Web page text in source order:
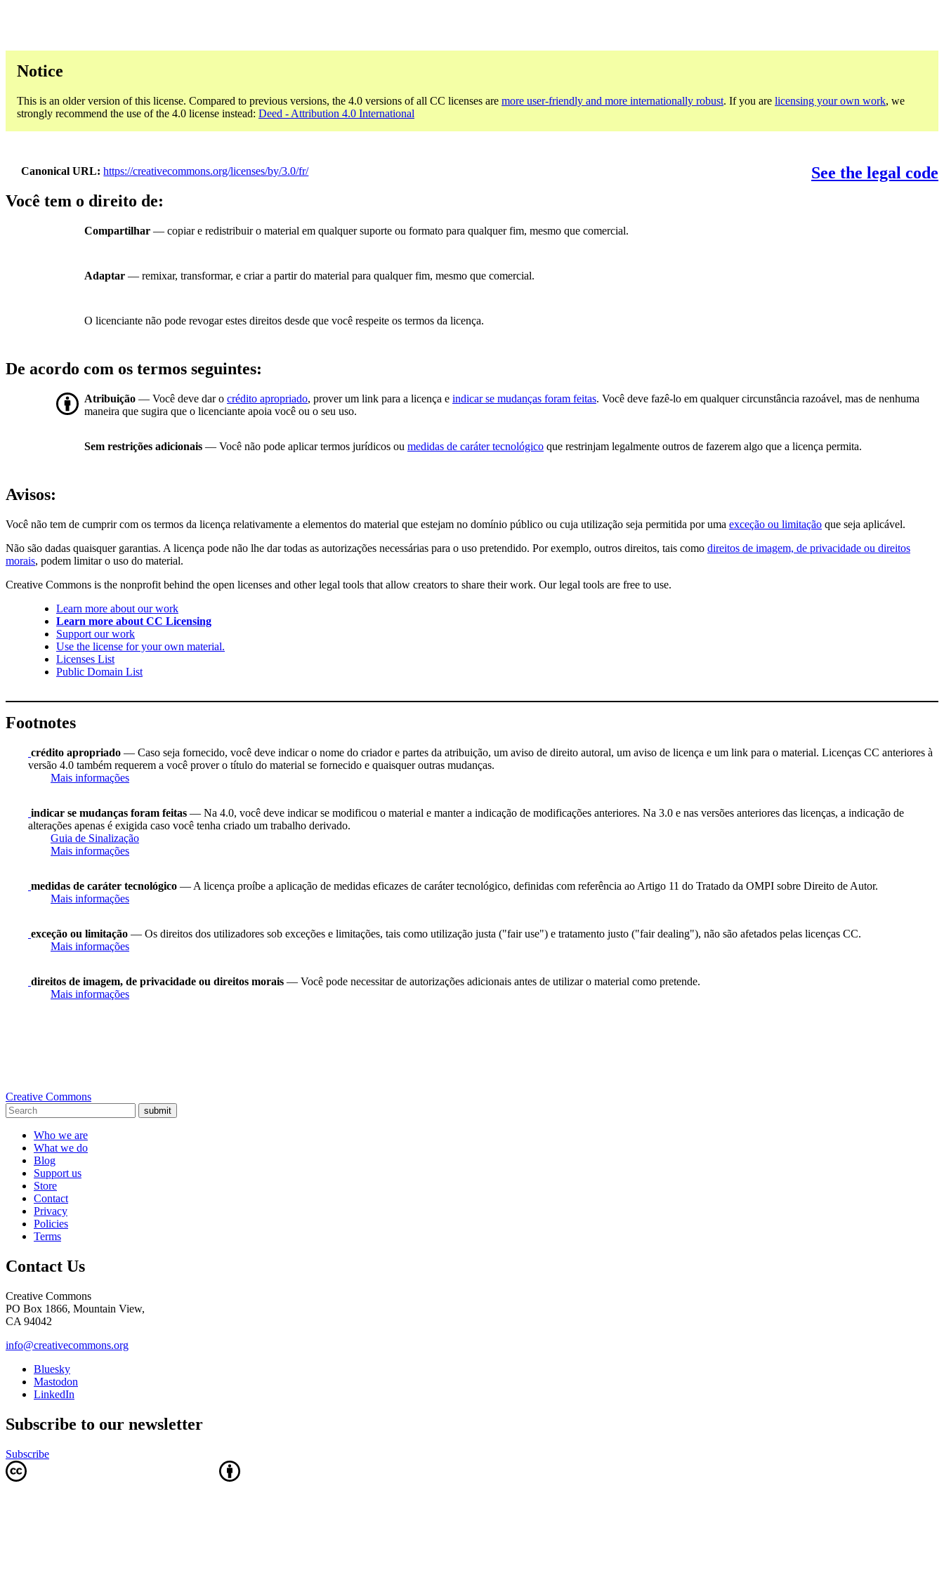
Notice
This is an older version of this license. Compared to previous versions, the 4.0 versions of all CC licenses are more user-friendly and more internationally robust. If you are licensing your own work, we
strongly recommend the use of the 4.0 license instead: Deed - Attribution 4.0 International
Canonical URL https://creativecommons.org/licenses/by/3.0/fr/
See the legal code
Você tem o direito de:
Compartilhar — copiar e redistribuir o material em qualquer suporte ou formato para qualquer fim, mesmo que comercial.
Adaptar — remixar, transformar, e criar a partir do material para qualquer fim, mesmo que comercial.
O licenciante não pode revogar estes direitos desde que você respeite os termos da licença.
De acordo com os termos seguintes:
Atribuição — Você deve dar o crédito apropriado, prover um link para a licença e indicar se mudanças foram feitas. Você deve fazê-lo em qualquer circunstância razoável, mas de nenhuma
maneira que sugira que o licenciante apoia você ou o seu uso.
Sem restrições adicionais — Você não pode aplicar termos jurídicos ou medidas de caráter tecnológico que restrinjam legalmente outros de fazerem algo que a licença permita.
Avisos:
Você não tem de cumprir com os termos da licença relativamente a elementos do material que estejam no domínio público ou cuja utilização seja permitida por uma exceção ou limitação que seja aplicável.
Não são dadas quaisquer garantias. A licença pode não lhe dar todas as autorizações necessárias para o uso pretendido. Por exemplo, outros direitos, tais como direitos de imagem, de privacidade ou direitos
morais, podem limitar o uso do material.
Creative Commons is the nonprofit behind the open licenses and other legal tools that allow creators to share their work. Our legal tools are free to use.
Learn more about our work
Learn more about CC Licensing
Support our work
Use the license for your own material.
Licenses List
Public Domain List
Footnotes
crédito apropriado — Caso seja fornecido, você deve indicar o nome do criador e partes da atribuição, um aviso de direito autoral, um aviso de licença e um link para o material. Licenças CC anteriores à
versão 4.0 também requerem a você prover o título do material se fornecido e quaisquer outras mudanças.
Mais informações
indicar se mudanças foram feitas — Na 4.0, você deve indicar se modificou o material e manter a indicação de modificações anteriores. Na 3.0 e nas versões anteriores das licenças, a indicação de
alterações apenas é exigida caso você tenha criado um trabalho derivado.
Guia de Sinalização
Mais informações
medidas de caráter tecnológico — A licença proíbe a aplicação de medidas eficazes de caráter tecnológico, definidas com referência ao Artigo 11 do Tratado da OMPI sobre Direito de Autor.
Mais informações
exceção ou limitação — Os direitos dos utilizadores sob exceções e limitações, tais como utilização justa ("fair use") e tratamento justo ("fair dealing"), não são afetados pelas licenças CC.
Mais informações
direitos de imagem, de privacidade ou direitos morais — Você pode necessitar de autorizações adicionais antes de utilizar o material como pretende.
Mais informações
Creative Commons
submit
Who we are
What we do
Blog
Support us
Store
Contact
Privacy
Policies
Terms
Contact Us
Creative Commons
PO Box 1866, Mountain View,
CA 94042
info@creativecommons.org
Bluesky
Mastodon
LinkedIn
Subscribe to our newsletter
Subscribe